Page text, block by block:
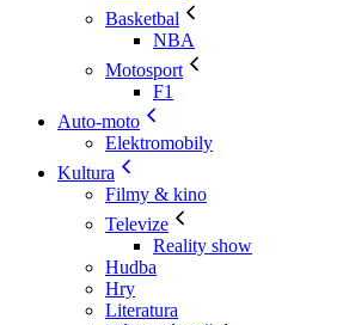
Basketbal
NBA
Motosport
F1
Auto-moto
Elektromobily
Kultura
Filmy & kino
Televize
Reality show
Hudba
Hry
Literatura